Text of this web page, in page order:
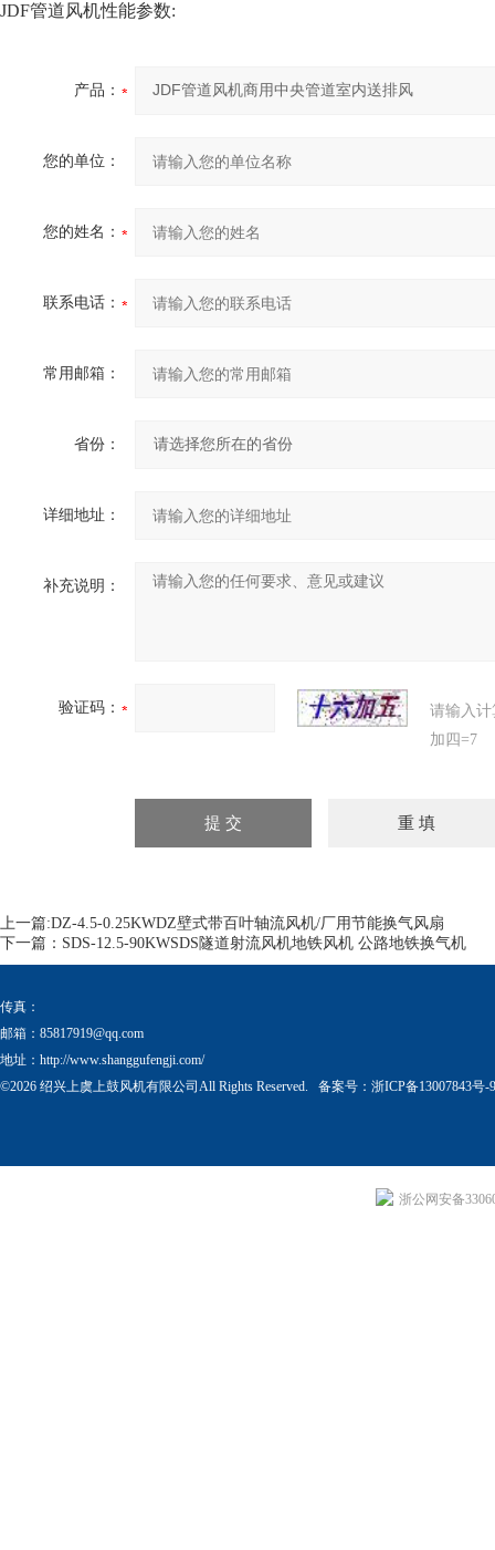
JDF管道风机性能参数:
产品：
您的单位：
您的姓名：
联系电话：
常用邮箱：
省份：
详细地址：
补充说明：
验证码：
请输入
加四=7
上一篇:DZ-4.5-0.25KWDZ壁式带百叶轴流风机/厂用节能换气风扇
下一篇： SDS-12.5-90KWSDS隧道射流风机地铁风机 公路地铁换气机
传真：
邮箱： 85817919@qq.com
地址：http://www.shanggufengji.com/
©2026 绍兴上虞上鼓风机有限公司All Rights Reserved. 备案号： 浙ICP备13007843号-9
浙公网安备